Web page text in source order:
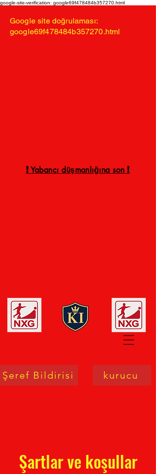
google-site-verification: google69f478484b357270.html
! Yabancı düşmanlığına son !
kurucu
Şeref Bildirisi
Google site doğrulaması:
google69f478484b357270.html
Şartlar ve koşullar